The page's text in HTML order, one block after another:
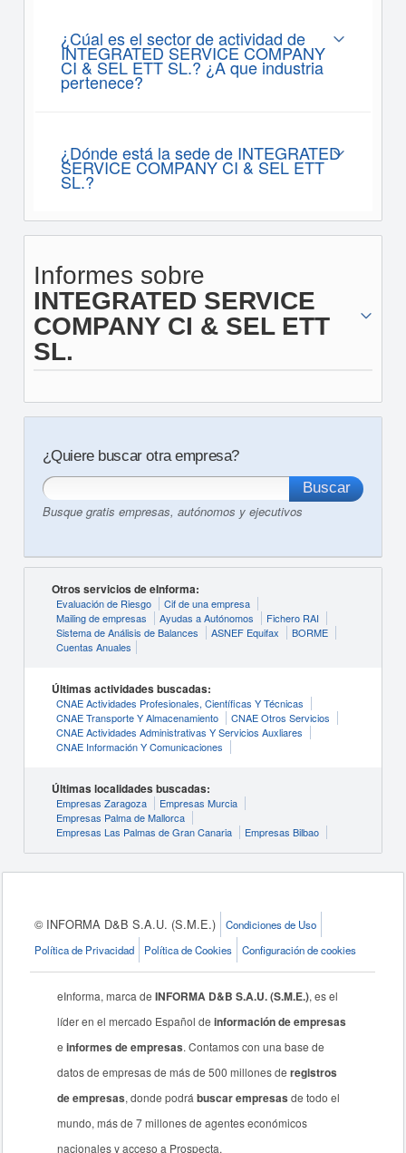
¿Cúal es el sector de actividad de
INTEGRATED SERVICE COMPANY
CI & SEL ETT SL.? ¿A que industria
pertenece?
¿Dónde está la sede de INTEGRATED
SERVICE COMPANY CI & SEL ETT
SL.?
Informes sobre
INTEGRATED SERVICE
COMPANY CI & SEL ETT
SL.
¿Quiere buscar otra empresa?
Busque gratis empresas, autónomos y ejecutivos
Otros servicios de eInforma:
Evaluación de Riesgo
Cif de una empresa
Mailing de empresas
Ayudas a Autónomos
Fichero RAI
Sistema de Análisis de Balances
ASNEF Equifax
BORME
Cuentas Anuales
Últimas actividades buscadas:
CNAE Actividades Profesionales, Científicas Y Técnicas
CNAE Transporte Y Almacenamiento
CNAE Otros Servicios
CNAE Actividades Administrativas Y Servicios Auxliares
CNAE Información Y Comunicaciones
Últimas localidades buscadas:
Empresas Zaragoza
Empresas Murcia
Empresas Palma de Mallorca
Empresas Las Palmas de Gran Canaria
Empresas Bilbao
© INFORMA D&B S.A.U. (S.M.E.)
Condiciones de Uso
Política de Privacidad
Política de Cookies Configuración de cookies
eInforma, marca deINFORMA D&B S.A.U. (S.M.E.), es el
líder en el mercado Español deinformación de empresas
einformes de empresas. Contamos con una base de
datos de empresas de más de 500 millones deregistros
de empresas, donde podrábuscar empresas de todo el
mundo, más de 7 millones de agentes económicos
nacionales y acceso a Prospecta.